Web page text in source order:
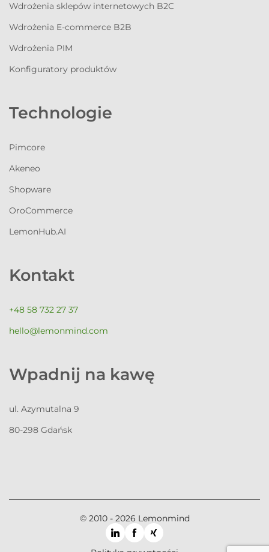
Wdrożenia sklepów internetowych B2C
Wdrożenia E-commerce B2B
Wdrożenia PIM
Konfiguratory produktów
Technologie
Pimcore
Akeneo
Shopware
OroCommerce
LemonHub.AI
Kontakt
+48 58 732 27 37
hello@lemonmind.com
Wpadnij na kawę
ul. Azymutalna 9
80-298 Gdańsk
© 2010 - 2026 Lemonmind